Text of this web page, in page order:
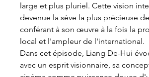
large et plus pluriel. Cette vision
devenue la sève la plus précieuse
conférant à son œuvre à la fois la
local et l'ampleur de l'international.
Dans cet épisode, Liang De-Hui
avec un esprit visionnaire, sa